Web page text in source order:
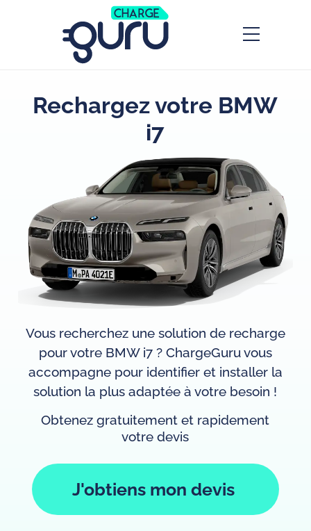
Rechargez votre BMW
i7
Vous recherchez une solution de recharge
pour votre BMW i7 ? ChargeGuru vous
accompagne pour identifier et installer la
solution la plus adaptée à votre besoin !
Obtenez gratuitement et rapidement
votre devis
J'obtiens mon devis